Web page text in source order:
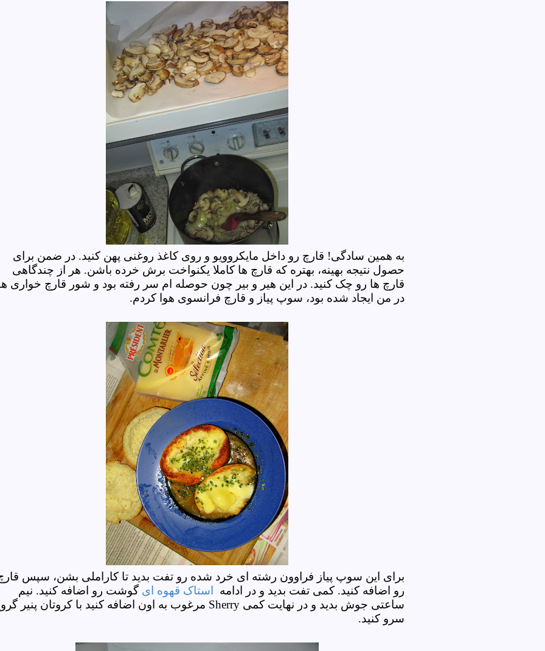
به همین سادگی! قارچ رو داخل مایکروویو و روی کاغذ روغنی پهن کنید. در ضمن برای
حصول نتیجه بهینه، بهتره که قارچ ها کاملا یکنواخت برش خرده باشن. هر از چندگاهی
قارچ ها رو چک کنید. در این هیر و بیر چون حوصله ام سر رفته بود و شور قارچ خواری
در من ایجاد شده بود، سوپ پیاز و قارچ فرانسوی هوا کردم.
برای این سوپ پیاز فراوون رشته ای خرد شده رو تفت بدید تا کاراملی بشن، سپس
رو اضافه کنید. کمی تفت بدید و در ادامه
استاک قهوه ای گوشت رو اضافه کنید. نیم
ساعتی جوش بدید و در نهایت کمی Sherry مرغوب به اون اضافه کنید با کروتان پنیر
سرو کنید.